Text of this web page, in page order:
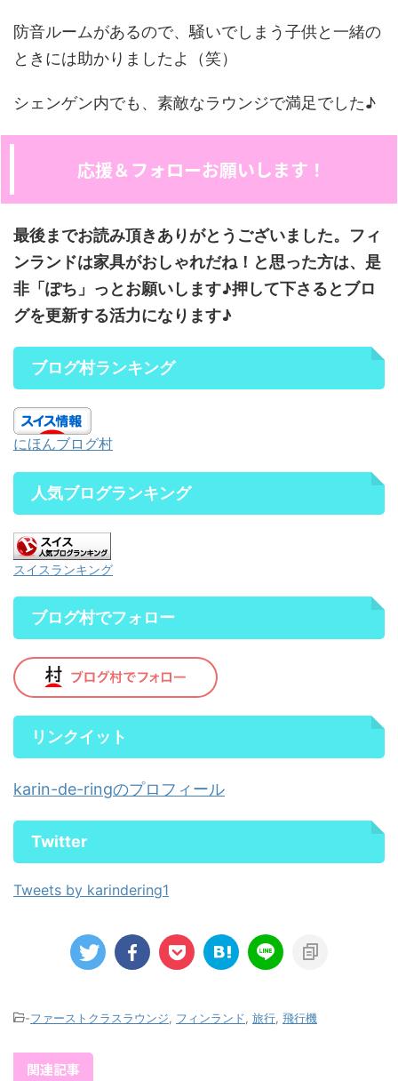
防音ルームがあるので、騒いでしまう子供と一緒の
ときには助かりましたよ（笑）
シェンゲン内でも、素敵なラウンジで満足でした♪
応援＆フォローお願いします！
最後までお読み頂きありがとうございました。フィ
ンランドは家具がおしゃれだね！と思った方は、是
非「ぽち」っとお願いします♪押して下さるとブロ
グを更新する活力になります♪
ブログ村ランキング
にほんブログ村
人気ブログランキング
スイスランキング
ブログ村でフォロー
リンクイット
karin-de-ringのプロフィール
Twitter
Tweets by karindering1
-ファーストクラスラウンジ フィンランド 旅行 飛行機
関連記事